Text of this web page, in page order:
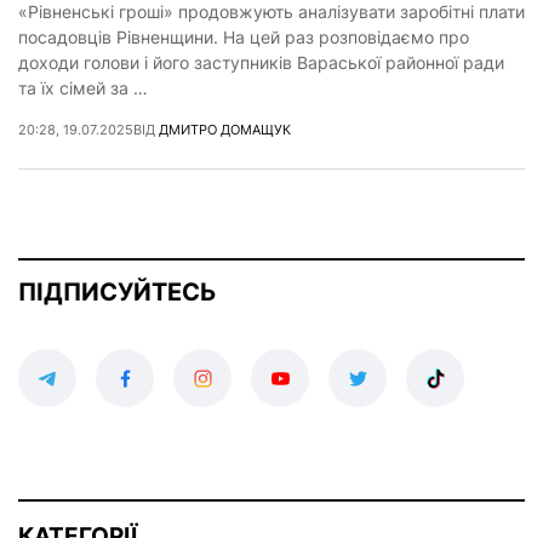
«Рівненські гроші» продовжують аналізувати заробітні плати
посадовців Рівненщини. На цей раз розповідаємо про
доходи голови і його заступників Вараської районної ради
та їх сімей за …
20:28, 19.07.2025ВІД ДМИТРО ДОМАЩУК
ПІДПИСУЙТЕСЬ